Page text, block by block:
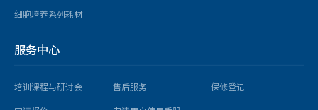
细胞培养系列耗材
服务中心
培训课程与研讨会 售后服务
保修登记